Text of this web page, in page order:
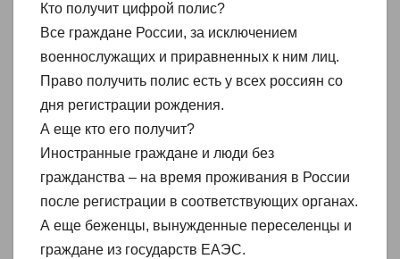
Кто получит цифрой полис?
Все граждане России, за исключением
военнослужащих и приравненных к ним лиц.
Право получить полис есть у всех россиян со
дня регистрации рождения.
А еще кто его получит?
Иностранные граждане и люди без
гражданства – на время проживания в России
после регистрации в соответствующих органах.
А еще беженцы, вынужденные переселенцы и
граждане из государств ЕАЭС.